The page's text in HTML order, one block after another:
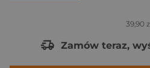
39,90
Zamów teraz,